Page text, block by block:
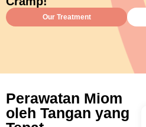
Our Treatment
Perawatan Miom
oleh Tangan yang